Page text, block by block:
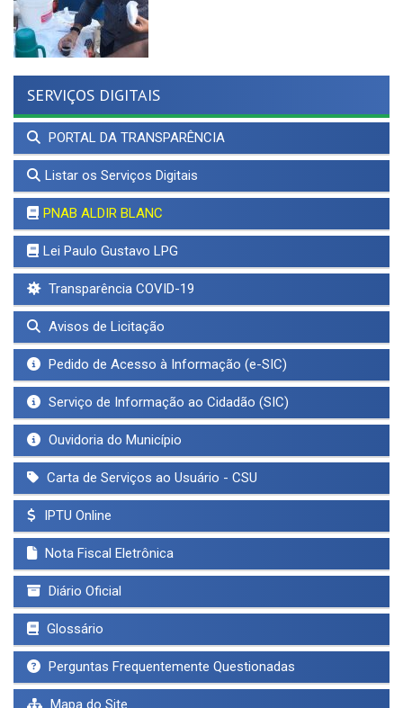
SERVIÇOS DIGITAIS
PORTAL DA TRANSPARÊNCIA
Listar os Serviços Digitais
PNAB ALDIR BLANC
Lei Paulo Gustavo LPG
Transparência COVID-19
Avisos de Licitação
Pedido de Acesso à Informação (e-SIC)
Serviço de Informação ao Cidadão (SIC)
Ouvidoria do Município
Carta de Serviços ao Usuário - CSU
IPTU Online
Nota Fiscal Eletrônica
Diário Oficial
Glossário
Perguntas Frequentemente Questionadas
Mapa do Site